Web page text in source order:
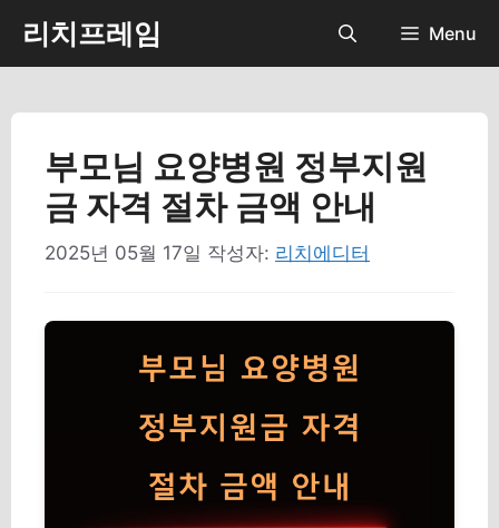
츠
건
리치프레임 Menu
부모님 요양병원 정부지원
금 자격 절차 금액 안내
2025년 05월 17일 작성자: 리치에디터